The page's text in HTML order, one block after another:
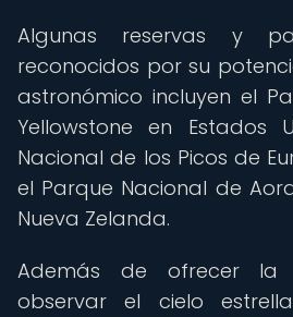
Algunas reservas y
reconocidos por su
astronómico incluyen el
Yellowstone en Estados
Nacional de los Picos de
el Parque Nacional de
Nueva Zelanda.
Además de ofrecer la
observar el cielo